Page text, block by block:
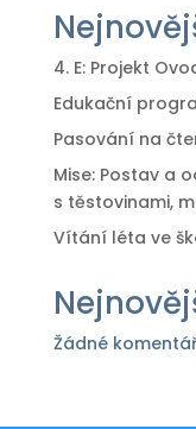
4. E: Projekt
Edukační
Pasování na
Mise: Postav a
s těstovinami,
Vítání léta ve
Žádné